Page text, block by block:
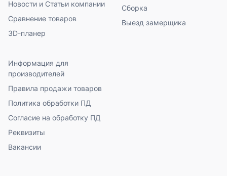
Новости и Статьи компании
Сравнение товаров
3D-планер
Сборка
Выезд замерщика
Информация для
производителей
Правила продажи товаров
Политика обработки ПД
Согласие на обработку ПД
Реквизиты
Вакансии